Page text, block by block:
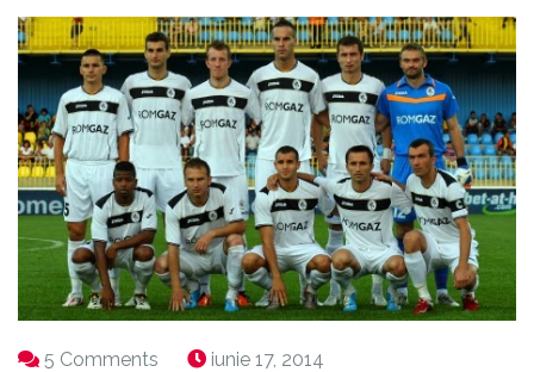
5 Comments iunie 17, 2014